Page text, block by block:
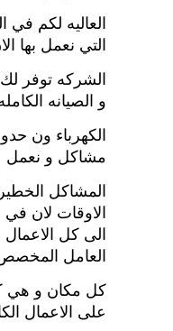
العاليه لكم في
التي نعمل بها
الشركه توفر
و الصيانه
الكهرباء ون
مشاكل و نعمل
المشاكل
الاوقات لان
الى كل
العامل
كل مكان و هي
على الاعمال